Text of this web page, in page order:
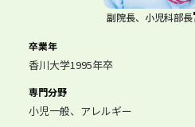
副院長、小児科部長
卒業年
香川大学1995年卒
専門分野
小児一般、アレルギー